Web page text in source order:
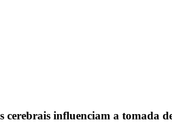
influenciam a tomada